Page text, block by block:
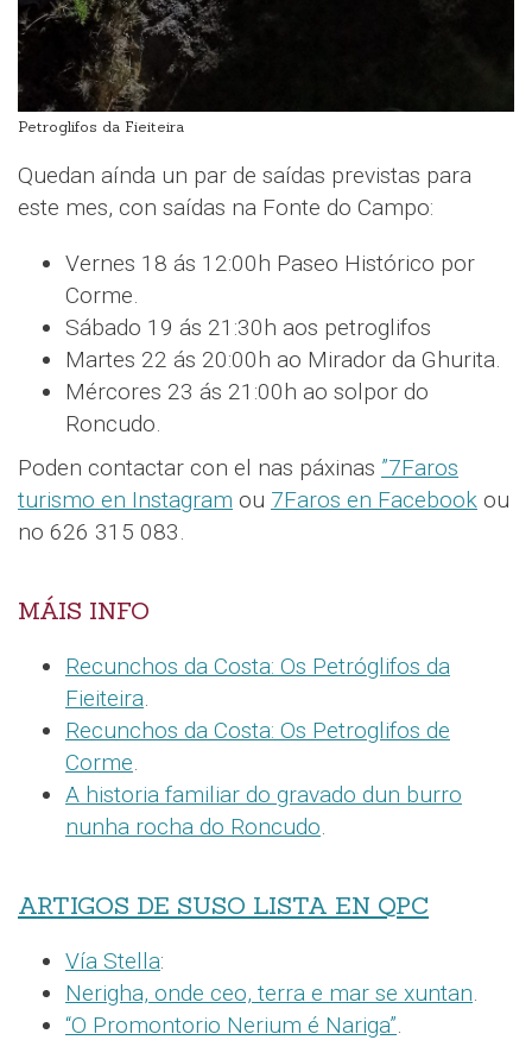
Petroglifos da Fieiteira
Quedan aínda un par de saídas previstas para
este mes, con saídas na Fonte do Campo:
Vernes 18 ás 12:00h Paseo Histórico por
Corme.
Sábado 19 ás 21:30h aos petroglifos
Martes 22 ás 20:00h ao Mirador da Ghurita.
Mércores 23 ás 21:00h ao solpor do
Roncudo.
Poden contactar con el nas páxinas ”7Faros
turismo en Instagram ou 7Faros en Facebook ou
no 626 315 083.
MÁIS INFO
Recunchos da Costa: Os Petróglifos da
Fieiteira.
Recunchos da Costa: Os Petroglifos de
Corme.
A historia familiar do gravado dun burro
nunha rocha do Roncudo.
ARTIGOS DE SUSO LISTA EN QPC
Vía Stella:
Nerigha, onde ceo, terra e mar se xuntan.
“O Promontorio Nerium é Nariga”.